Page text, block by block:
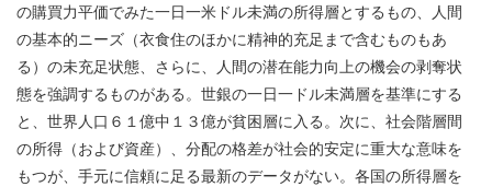
の購買力平価でみた一日一米ドル未満の所得層とするもの、人間
の基本的ニーズ（衣食住のほかに精神的充足まで含むものもあ
る）の未充足状態、さらに、人間の潜在能力向上の機会の剥奪状
態を強調するものがある。世銀の一日一ドル未満層を基準にする
と、世界人口６１億中１３億が貧困層に入る。次に、社会階層間
の所得（および資産）、分配の格差が社会的安定に重大な意味を
もつが、手元に信頼に足る最新のデータがない。各国の所得層を